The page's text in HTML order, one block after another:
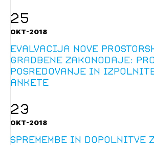
25
OKT-2018
Evalvacija nove
gradbene zakonodaje:
posredovanje in
ankete
23
OKT-2018
Spremembe in dopolnitve